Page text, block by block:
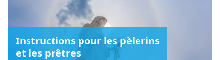
Instructions pour les pèlerins
et les prêtres